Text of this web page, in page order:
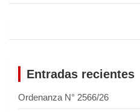
Entradas recientes
Ordenanza N° 2566/26